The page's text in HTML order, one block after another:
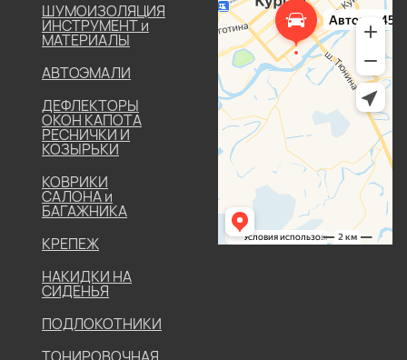
ШУМОИЗОЛЯЦИЯ
ИНСТРУМЕНТ и
МАТЕРИАЛЫ
АВТОЭМАЛИ
ДЕФЛЕКТОРЫ
ОКОН КАПОТА
РЕСНИЧКИ И
КОЗЫРЬКИ
КОВРИКИ
САЛОНА и
БАГАЖНИКА
КРЕПЕЖ
НАКИДКИ НА
СИДЕНЬЯ
ПОДЛОКОТНИКИ